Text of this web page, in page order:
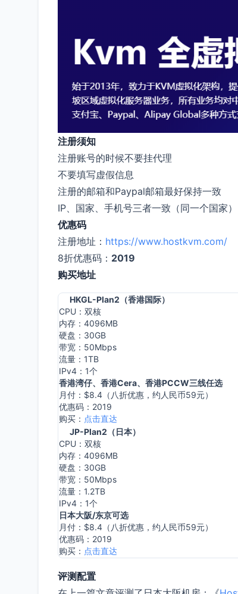
注册须知
注册账号的时候不要挂代理
不要填写虚假信息
注册的邮箱和Paypal邮箱最好保持一致
IP、国家、手机号三者一致（同一个国家）
优惠码
注册地址： https://www.hostkvm.com/
8折优惠码： 2019
购买地址
HKGL-Plan2（香港国际）
CPU：双核
内存：4096MB
硬盘：30GB
带宽：50Mbps
流量：1TB
IPv4：1个
香港湾仔、香港Cera、香港PCCW三线任选
月付：$8.4（八折优惠，约人民币59元）
优惠码：2019
购买： 点击直达
JP-Plan2（日本）
CPU：双核
内存：4096MB
硬盘：30GB
带宽：50Mbps
流量：1.2TB
IPv4：1个
日本大阪/东京可选
月付：$8.4（八折优惠，约人民币59元）
优惠码：2019
购买： 点击直达
评测配置